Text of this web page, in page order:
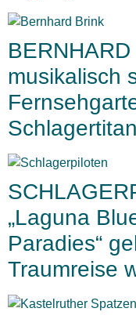
musikalisch
„Laguna
Paradies“
Traumreise